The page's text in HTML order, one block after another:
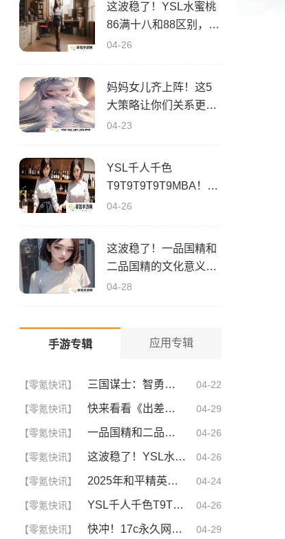
这波稳了！YSL水蜜桃
86满十八和88区别，背
后暗藏的秘密你知道
04-26
妈妈女儿齐上阵！这5
大策略让你们关系更亲
密，感情升温不可挡！
04-23
YSL千人千色
T9T9T9T9T9MBA！揭
秘背后的设计秘密，难
04-26
这波稳了！一品国精和
二品国精的文化意义深
度解析！谁懂啊
04-28
手游专辑 应用专辑
【零氪快讯】 三国谋士：智勇双全的幕后英雄 04-22
【零氪快讯】 快来看看《出差的日子》叶爱背后的深刻故事！竟然让人泪崩的原因 04-29
【零氪快讯】 一品国精和二品国精的文化意义！为何他们如此独特？你绝对不知道的深层背景 04-26
【零氪快讯】 这波稳了！YSL水蜜桃86满十八和88区别，背后暗藏的秘密你知道吗？ 04-26
【零氪快讯】 2025年和平精英CDKEY兑换码领取方法及使用技巧 04-24
【零氪快讯】 YSL千人千色T9T9T9T9T9MBA！揭秘背后的设计秘密，难怪网友都在疯传！ 04-26
【零氪快讯】 快冲！17c永久网名你不可不知的3大秘诀！| 成为网名大神的终极指南 04-29